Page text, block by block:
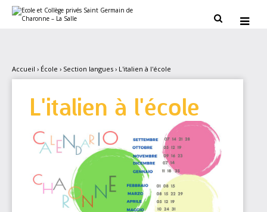
contenu.
personnels
 
Accueil › École › Section langues › L'italien à l'école
L'italien à l'école